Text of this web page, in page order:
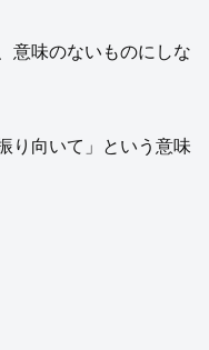
意味のないものにしな
り向いて」という意味